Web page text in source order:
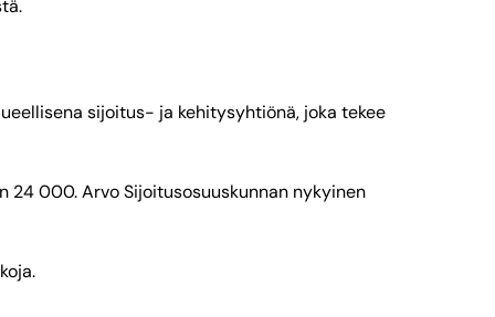
sijoitus- ja kehitysyhtiönä, joka tekee
24 000. Arvo Sijoitusosuuskunnan nykyinen